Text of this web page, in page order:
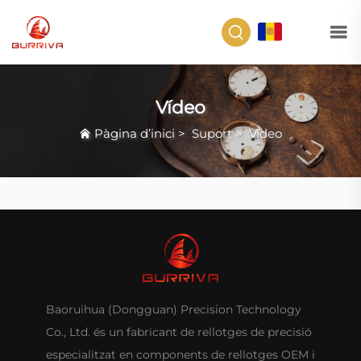
Vídeo
Pàgina d’inici > Suport>Vídeo
Baoruihua (Dongguan) Precision Technology
Co., Ltd. és un fabricant de rellotges de precisió
especialitzat en components de rellotges OEM i